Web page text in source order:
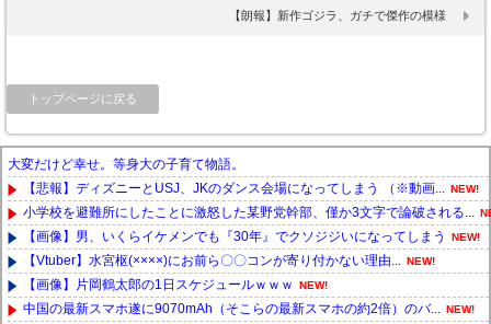
【朗報】新作ゴジラ、ガチで傑作の模様
トップページに戻る
大変だけど幸せ。等身大の子育て物語。
【悲報】ディズニーとUSJ、JKのダンス会場になってしまう （※動画... NEW!
小学校を避難所にしたことに激怒した某野党幹部、僅か3文字で論破される...
【画像】男、いくらイケメンでも『30年』でクソジジいになってしまう NEW!
【Vtuber】水宮枢(××××)にお前ら〇〇コンが寄り付かない理由... NEW!
【画像】片岡鶴太郎の1日スケジュールｗｗｗ NEW!
中国の最新スマホ遂に9070mAh（そこらの最新スマホの約2倍）のバ... NEW!